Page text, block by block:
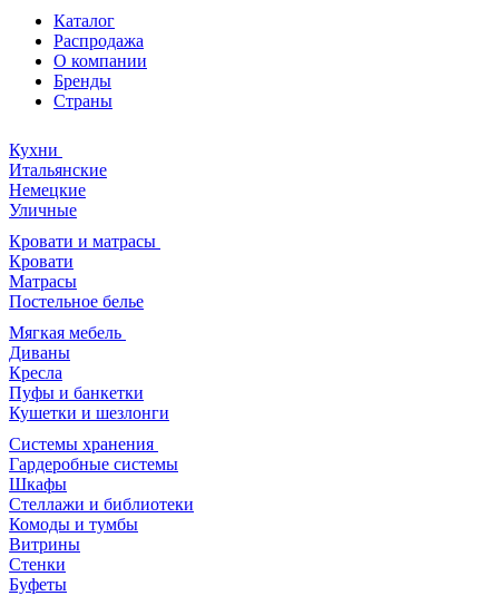
Каталог
Распродажа
О компании
Бренды
Страны
Кухни
Итальянские
Немецкие
Уличные
Кровати и матрасы
Кровати
Матрасы
Постельное белье
Мягкая мебель
Диваны
Кресла
Пуфы и банкетки
Кушетки и шезлонги
Системы хранения
Гардеробные системы
Шкафы
Стеллажи и библиотеки
Комоды и тумбы
Витрины
Стенки
Буфеты